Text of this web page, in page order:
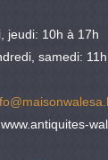
jeudi: 10h à 17h
samedi: